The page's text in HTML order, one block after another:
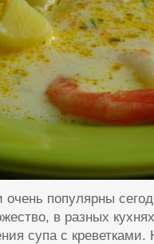
очень популярны
в разных
супа с